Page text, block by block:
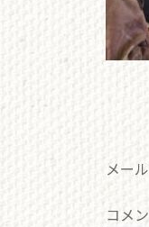
メー
コメ